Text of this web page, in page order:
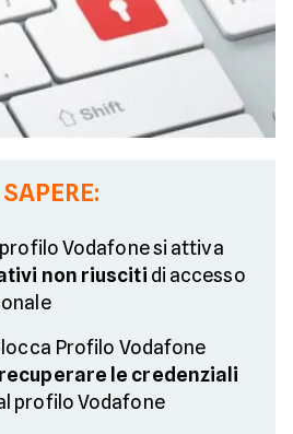
Vodafone si attiva
non riusciti di accesso
Profilo Vodafone
recuperare le credenziali
profilo Vodafone